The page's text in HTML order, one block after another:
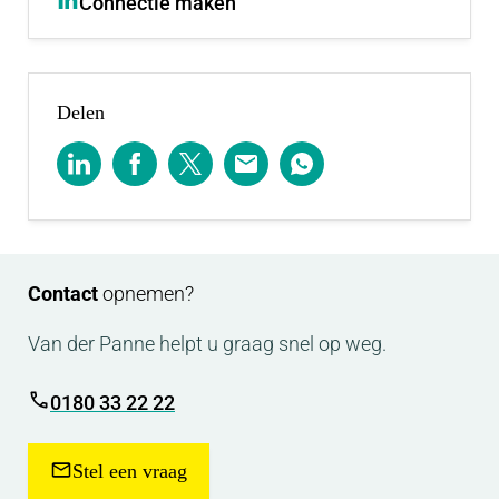
- Onderhoud CV-installatie;
Opleveringsdatum:
Bij voorkeur een huurperiode van 5 jaar. Kortere
Delen
Contactopnemen?
Van der Panne helpt u graag snel op weg.
0180 33 22 22
Stel een vraag